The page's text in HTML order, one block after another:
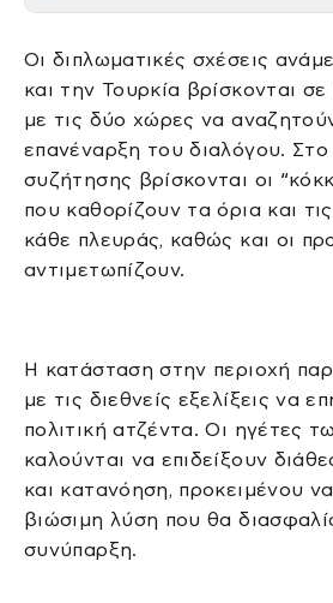
Οι διπλωματικές σχέσεις
και την Τουρκία βρίσκονται σε
με τις δύο χώρες να
επανέναρξη του διαλόγου. Στο
συζήτησης βρίσκονται οι
που καθορίζουν τα όρια και
κάθε πλευράς, καθώς και οι
αντιμετωπίζουν.
Η κατάσταση στην περιοχή
με τις διεθνείς εξελίξεις να
πολιτική ατζέντα. Οι ηγέτες
καλούνται να επιδείξουν
και κατανόηση, προκειμένου να
βιώσιμη λύση που θα
συνύπαρξη.